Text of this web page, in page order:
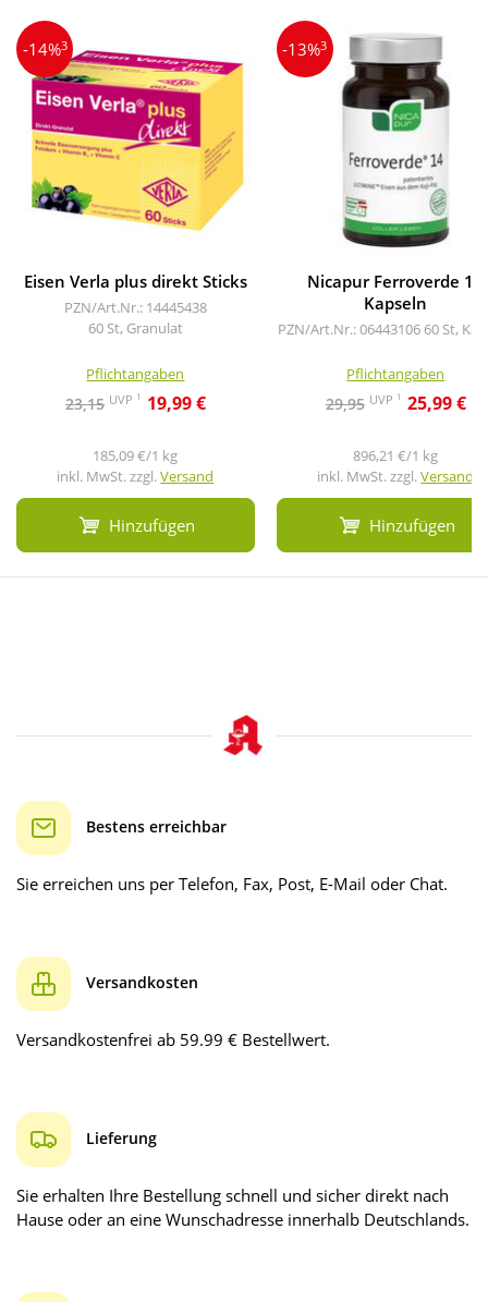
-14%3
Eisen Verla plus direkt Sticks
PZN/Art.Nr.: 14445438
60 St, Granulat
Pflichtangaben
23,15 UVP 1 19,99 €
185,09 €/1 kg
inkl. MwSt. zzgl.Versand
Hinzufügen
-13%3
Nicapur Ferroverde 14
Kapseln
PZN/Art.Nr.: 06443106 60 St,
Pflichtangaben
29,95 UVP 1 25,99 €
896,21 €/1 kg
inkl. MwSt. zzgl.Versand
Hinzufügen
Bestens erreichbar
Sie erreichen uns per Telefon, Fax, Post, E-Mail oder Chat.
Versandkosten
Versandkostenfrei ab 59.99 € Bestellwert.
Lieferung
Sie erhalten Ihre Bestellung schnell und sicher direkt nach
Hause oder an eine Wunschadresse innerhalb Deutschlands.